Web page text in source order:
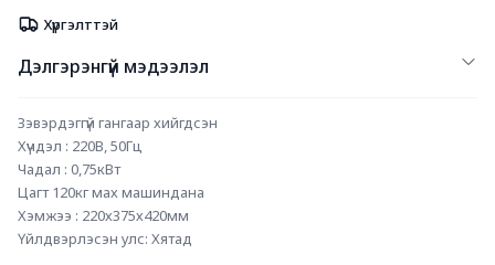
Хүргэлттэй
Дэлгэрэнгүй мэдээлэл
Зэвэрдэггүй гангаар хийгдсэн
Хүчдэл : 220В, 50Гц
Чадал : 0,75кВт
Цагт 120кг мах машиндана
Хэмжээ : 220х375х420мм
Үйлдвэрлэсэн улс: Хятад